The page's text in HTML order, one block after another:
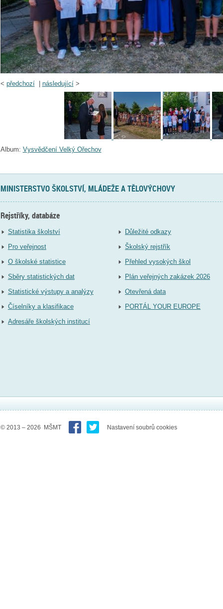
< předchozí| následující>
Album: Vysvědčení Velký Ořechov
MINISTERSTVO ŠKOLSTVÍ, MLÁDEŽE A TĚLOVÝCHOVY
Rejstříky, databáze
Statistika školství
Pro veřejnost
O školské statistice
Sběry statistických dat
Statistické výstupy a analýzy
Číselníky a klasifikace
Adresáře školských institucí
Důležité odkazy
Školský rejstřík
Přehled vysokých škol
Plán veřejných zakázek 2026
Otevřená data
PORTÁL YOUR EUROPE
© 2013 – 2026 MŠMT Nastavení soubrů cookies